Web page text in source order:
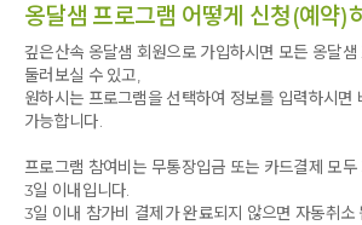
하지만 아직 마음의 문을 더 열어야겠다는 생각도 들
직원 워크숍으로 온 것이기에 이론보다는 직접 해보
시간이 더욱 많았으면 좋겠다는 생각도 들었습니다.
고생하셨어요~!!
옹달샘 프로그램 어떻게 신청(예약)
깊은산속 옹달샘 회원으로 가입하시면 모든 옹달샘
둘러보실 수 있고,
원하시는 프로그램을 선택하여 정보를 입력하시면
가능합니다.
프로그램 참여비는 무통장입금 또는 카드결제 모
3일 이내입니다.
3일 이내 참가비 결제가 완료되지 않으면 자동취소